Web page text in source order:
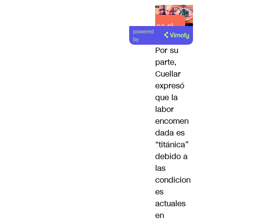
Lea el
artículo
powered
by
Por su
parte,
Cuellar
expresó
que la
labor
encomen
dada es
“titánica”
debido a
las
condicion
es
actuales
en